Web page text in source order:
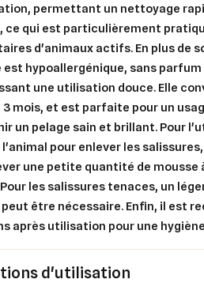
permettant un nettoyage
ce qui est particulièrement
d'animaux actifs. En plus de
est hypoallergénique, sans
une utilisation douce. Elle
3 mois, et est parfaite pour un
un pelage sain et brillant. Pour
l'animal pour enlever les
une petite quantité de mousse
les salissures tenaces, un
être nécessaire. Enfin, il est
après utilisation pour une
d'utilisation
add_circle_outline
Nom
Vous